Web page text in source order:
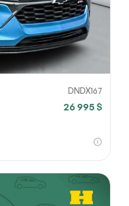
DNDX167
26 995 $